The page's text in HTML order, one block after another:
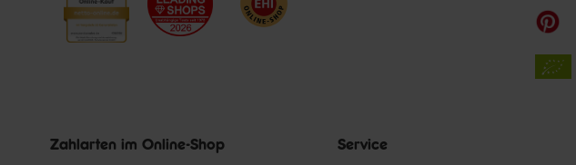
auf
Zahlarten im Online-Shop Service